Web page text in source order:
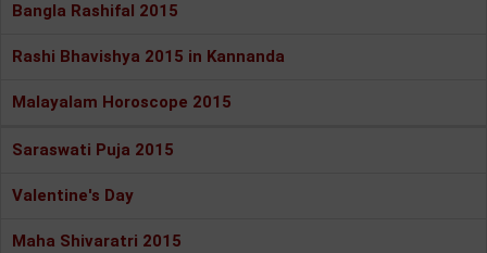
Bangla Rashifal 2015
Rashi Bhavishya 2015 in Kannanda
Malayalam Horoscope 2015
Saraswati Puja 2015
Valentine's Day
Maha Shivaratri 2015